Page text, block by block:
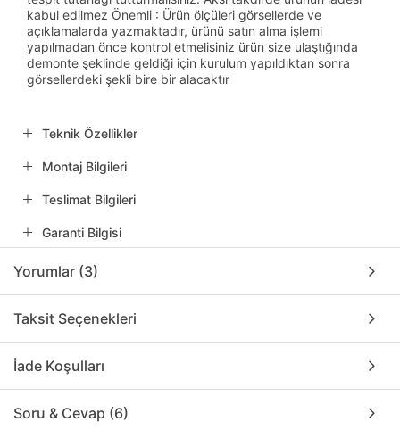
kabul edilmez Önemli : Ürün ölçüleri görsellerde ve
açıklamalarda yazmaktadır, ürünü satın alma işlemi
yapılmadan önce kontrol etmelisiniz ürün size ulaştığında
demonte şeklinde geldiği için kurulum yapıldıktan sonra
görsellerdeki şekli bire bir alacaktır
Teknik Özellikler
Montaj Bilgileri
Teslimat Bilgileri
Garanti Bilgisi
Yorumlar (3)
Taksit Seçenekleri
İade Koşulları
Soru & Cevap (6)